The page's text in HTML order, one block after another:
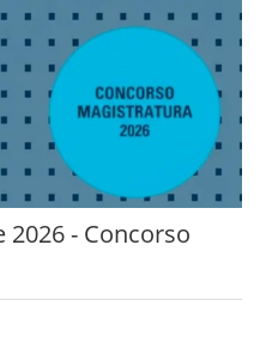
2026 - Concorso